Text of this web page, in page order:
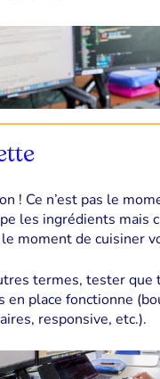
! Ce n’est pas le
les ingrédients mais
moment de cuisiner
termes, tester que
en place fonctionne
responsive, etc.).